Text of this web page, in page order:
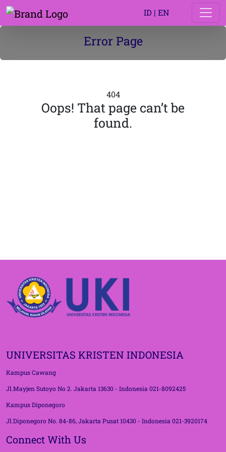
ID | EN
Error Page
404
Oops! That page can’t be
found.
UNIVERSITAS KRISTEN INDONESIA
Kampus Cawang
Jl.Mayjen Sutoyo No 2. Jakarta 13630 - Indonesia 021-8092425
Kampus Diponegoro
Jl.Diponegoro No. 84-86, Jakarta Pusat 10430 - Indonesia 021-3920174
Connect With Us